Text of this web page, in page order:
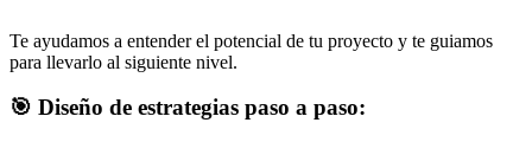
Te ayudamos a entender el potencial de tu proyecto y te guiamos
para llevarlo al siguiente nivel.
🎯 Diseño de estrategias paso a paso: